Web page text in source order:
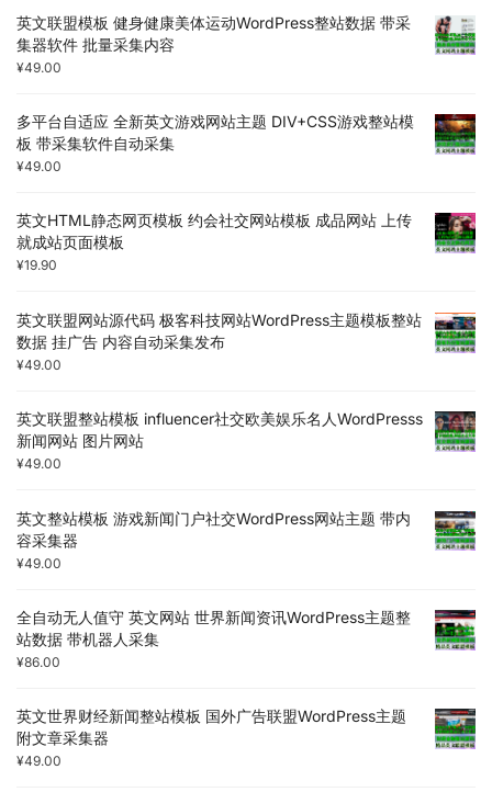
英文联盟模板 健身健康美体运动WordPress整站数据 带采
集器软件 批量采集内容
¥49.00
多平台自适应 全新英文游戏网站主题 DIV+CSS游戏整站模
板 带采集软件自动采集
¥49.00
英文HTML静态网页模板 约会社交网站模板 成品网站 上传
就成站页面模板
¥19.90
英文联盟网站源代码 极客科技网站WordPress主题模板整站
数据 挂广告 内容自动采集发布
¥49.00
英文联盟整站模板 influencer社交欧美娱乐名人WordPresss
新闻网站 图片网站
¥49.00
英文整站模板 游戏新闻门户社交WordPress网站主题 带内
容采集器
¥49.00
全自动无人值守 英文网站 世界新闻资讯WordPress主题整
站数据 带机器人采集
¥86.00
英文世界财经新闻整站模板 国外广告联盟WordPress主题
附文章采集器
¥49.00